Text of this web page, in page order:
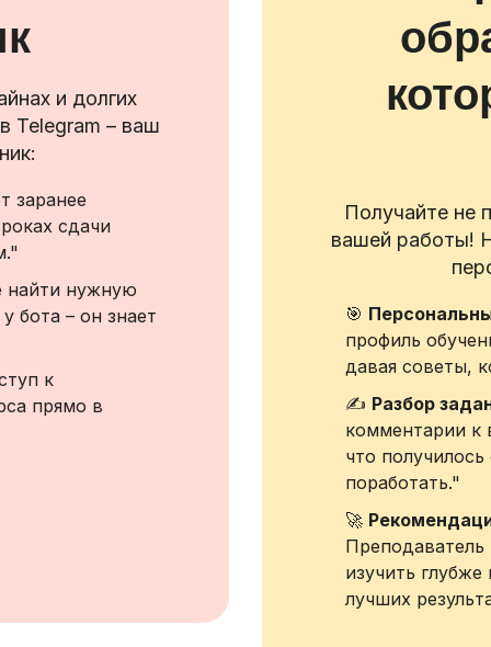
и долгих
Telegram – ваш
заранее
сдачи
нужную
бота – он знает
к
прямо в
Получайте не
вашей работы!
🎯
профиль
давая советы,
✍️ Разбор
комментарии к
что
поработать."
🚀
изучить
лучших